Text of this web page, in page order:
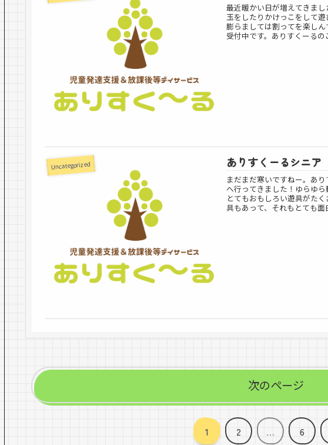
最近暖かい日が増えてきま
玉をしたりかけっこをして
膨らましては割ってを楽し
受付中です。ありすくーるの
Uncategorized ありすくーるシニ
まだまだ寒いですねー。あ
へ行ってきました！ゆらゆ
とてもおもしろい遊具がた
具もあって、それもとても面
次のページ
1 2 … 6